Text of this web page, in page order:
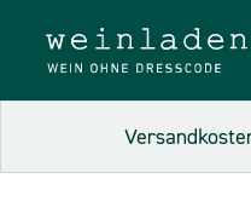
Zum Hauptinhalt springen